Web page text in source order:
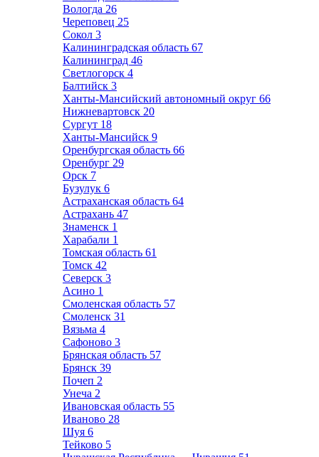
Вологда 26
Череповец 25
Сокол 3
Калининградская область 67
Калининград 46
Светлогорск 4
Балтийск 3
Ханты-Мансийский автономный округ 66
Нижневартовск 20
Сургут 18
Ханты-Мансийск 9
Оренбургская область 66
Оренбург 29
Орск 7
Бузулук 6
Астраханская область 64
Астрахань 47
Знаменск 1
Харабали 1
Томская область 61
Томск 42
Северск 3
Асино 1
Смоленская область 57
Смоленск 31
Вязьма 4
Сафоново 3
Брянская область 57
Брянск 39
Почеп 2
Унеча 2
Ивановская область 55
Иваново 28
Шуя 6
Тейково 5